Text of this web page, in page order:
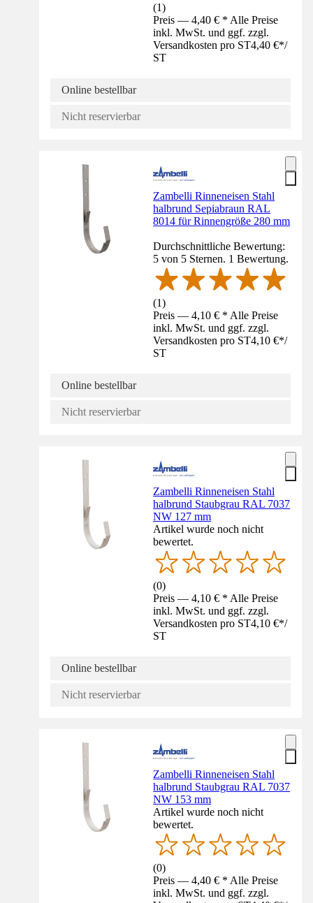
(1)
Preis — 4,40 € * Alle Preise
inkl. MwSt. und ggf. zzgl.
Versandkosten pro ST4,40 €*/
ST
Online bestellbar
Nicht reservierbar
Zambelli Rinneneisen Stahl
halbrund Sepiabraun RAL
8014 für Rinnengröße 280 mm
Durchschnittliche Bewertung:
5 von 5 Sternen. 1 Bewertung.
(1)
Preis — 4,10 € * Alle Preise
inkl. MwSt. und ggf. zzgl.
Versandkosten pro ST4,10 €*/
ST
Online bestellbar
Nicht reservierbar
Zambelli Rinneneisen Stahl
halbrund Staubgrau RAL 7037
NW 127 mm
Artikel wurde noch nicht
bewertet.
(0)
Preis — 4,10 € * Alle Preise
inkl. MwSt. und ggf. zzgl.
Versandkosten pro ST4,10 €*/
ST
Online bestellbar
Nicht reservierbar
Zambelli Rinneneisen Stahl
halbrund Staubgrau RAL 7037
NW 153 mm
Artikel wurde noch nicht
bewertet.
(0)
Preis — 4,40 € * Alle Preise
inkl. MwSt. und ggf. zzgl.